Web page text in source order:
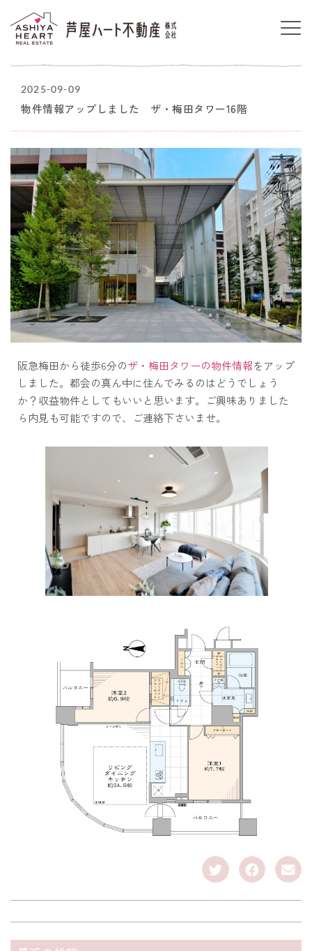
2025-09-09
物件情報アップしました ザ・梅田タワー16階
阪急梅田から徒歩6分のザ・梅田タワーの物件情報をアップ
しました。都会の真ん中に住んでみるのはどうでしょう
か？収益物件としてもいいと思います。ご興味ありました
ら内見も可能ですので、ご連絡下さいませ。